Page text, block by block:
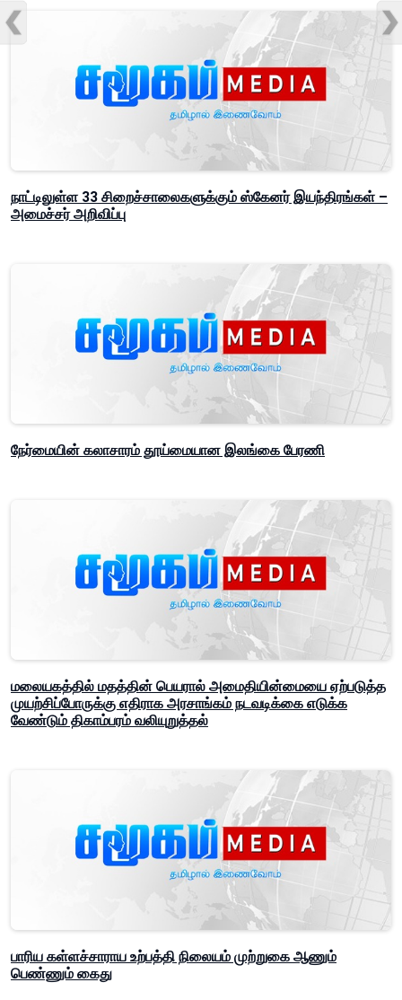
நாட்டிலுள்ள 33 சிறைச்சாலைகளுக்கும் ஸ்கேனர் இயந்திரங்கள் –
அமைச்சர் அறிவிப்பு
நேர்மையின் கலாசாரம் தூய்மையான இலங்கை பேரணி
மலையகத்தில் மதத்தின் பெயரால் அமைதியின்மையை ஏற்படுத்த
முயற்சிப்போருக்கு எதிராக அரசாங்கம் நடவடிக்கை எடுக்க
வேண்டும் திகாம்பரம் வலியுறுத்தல்
பாரிய கள்ளச்சாராய உற்பத்தி நிலையம் முற்றுகை ஆணும்
பெண்ணும் கைது